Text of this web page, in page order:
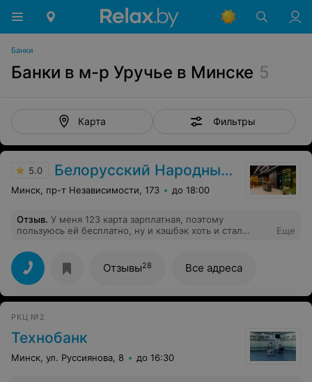
Банки
Банки в м-р Уручье в Минске 5
Карта Фильтры
5.0 Белорусский Народный Банк
Минск, пр-т Независимости, 173 до 18:00
Отзыв. У меня 123 карта зарплатная, поэтому
пользуюсь ей бесплатно, ну и кэшбэк хоть и стал
получить за покупки)
Еще
Отзывы28 Все адреса
РКЦ №2
Технобанк
Минск, ул. Руссиянова, 8 до 16:30